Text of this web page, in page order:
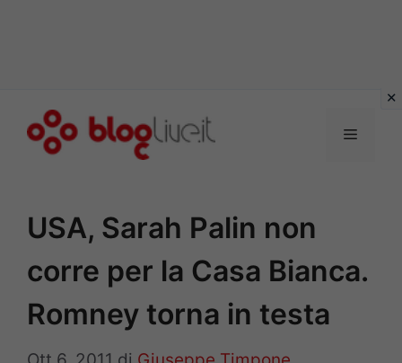
Menu
USA, Sarah Palin non
corre per la Casa Bianca.
Romney torna in testa